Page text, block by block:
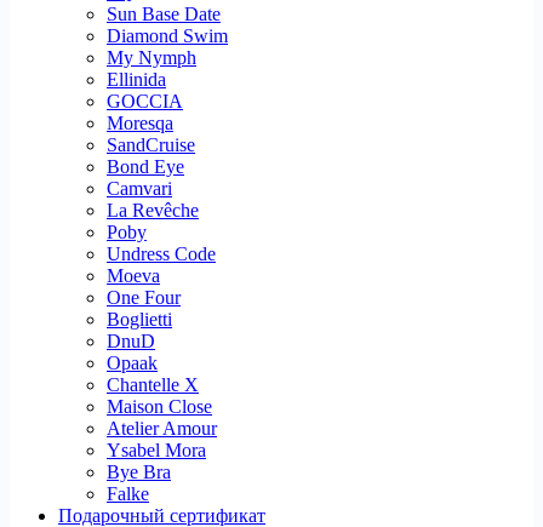
Sun Base Date
Diamond Swim
My Nymph
Ellinida
GOCCIA
Moresqa
SandCruise
Bond Eye
Camvari
La Revêche
Poby
Undress Code
Moeva
One Four
Boglietti
DnuD
Opaak
Chantelle X
Maison Close
Atelier Amour
Ysabel Mora
Bye Bra
Falke
Подарочный сертификат